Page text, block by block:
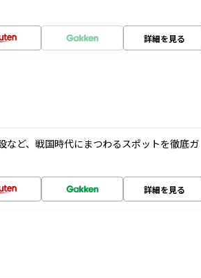
詳細を見る
など、戦国時代にまつわるスポットを徹底ガ
詳細を見る